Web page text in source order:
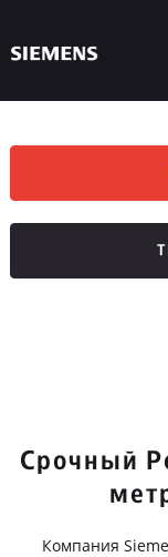
Срочный
Компания